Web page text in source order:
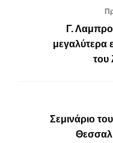
Γ.
μεγαλύτερα
του
Σεμινάριο